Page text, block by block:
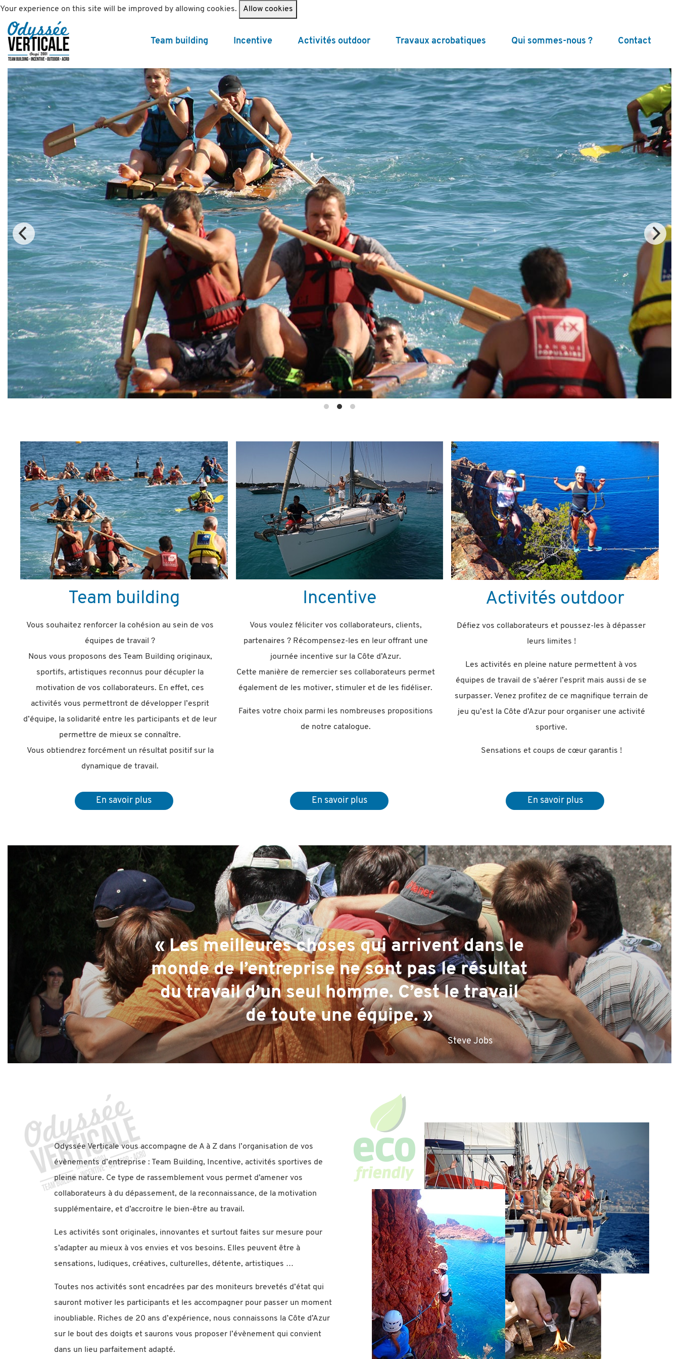
Your experience on this site will be improved by allowing cookies. Allow cookies
Team building Incentive Activités outdoor Travaux acrobatiques Qui sommes-nous ? Contact
Team building
Vous souhaitez renforcer la cohésion au sein de vos
équipes de travail ?
Nous vous proposons des Team Building originaux,
sportifs, artistiques reconnus pour décupler la
motivation de vos collaborateurs. En effet, ces
activités vous permettront de développer l’esprit
d’équipe, la solidarité entre les participants et de leur
permettre de mieux se connaître.
Vous obtiendrez forcément un résultat positif sur la
dynamique de travail.
En savoir plus
Incentive
Vous voulez féliciter vos collaborateurs, clients,
partenaires ? Récompensez-les en leur offrant une
journée incentive sur la Côte d’Azur.
Cette manière de remercier ses collaborateurs permet
également de les motiver, stimuler et de les fidéliser.
Faites votre choix parmi les nombreuses propositions
de notre catalogue.
En savoir plus
Activités outdoor
Défiez vos collaborateurs et poussez-les à dépasser
leurs limites !
Les activités en pleine nature permettent à vos
équipes de travail de s’aérer l’esprit mais aussi de se
surpasser. Venez profitez de ce magnifique terrain de
jeu qu’est la Côte d’Azur pour organiser une activité
sportive.
Sensations et coups de cœur garantis !
En savoir plus
« Les meilleures choses qui arrivent dans le
monde de l’entreprise ne sont pas le résultat
du travail d’un seul homme. C’est le travail
de toute une équipe. »
Steve Jobs
Odyssée Verticale vous accompagne de A à Z dans l’organisation de vos
évènements d’entreprise : Team Building, Incentive, activités sportives de
pleine nature. Ce type de rassemblement vous permet d’amener vos
collaborateurs à du dépassement, de la reconnaissance, de la motivation
supplémentaire, et d’accroitre le bien-être au travail.
Les activités sont originales, innovantes et surtout faites sur mesure pour
s’adapter au mieux à vos envies et vos besoins. Elles peuvent être à
sensations, ludiques, créatives, culturelles, détente, artistiques …
Toutes nos activités sont encadrées par des moniteurs brevetés d’état qui
sauront motiver les participants et les accompagner pour passer un moment
inoubliable. Riches de 20 ans d’expérience, nous connaissons la Côte d’Azur
sur le bout des doigts et saurons vous proposer l’évènement qui convient
dans un lieu parfaitement adapté.